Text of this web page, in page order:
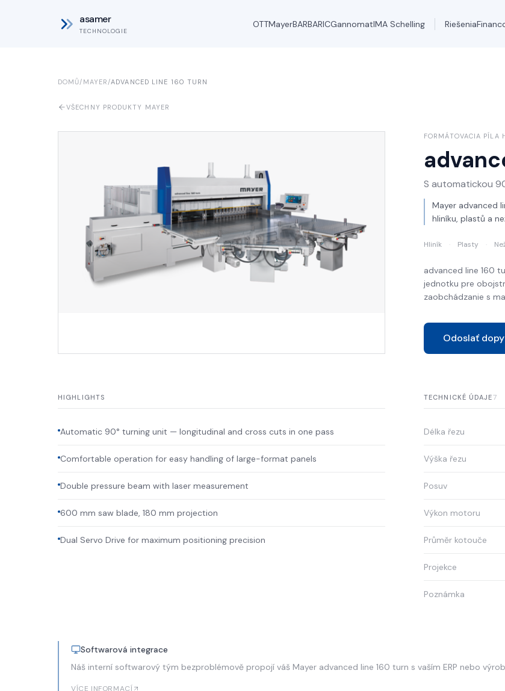
asamer
TECHNOLOGIE
OTTMayerBARBARICGannomatIMA Schelling Riešenia
DOMŮ/ MAYER/ADVANCED LINE 160 TURN
VŠECHNY PRODUKTY MAYER
FORMÁTOVACIA PÍLA
S automatickou
Mayer advanced
hliníku, plastů a
Hliník · Plasty ·
advanced line 160
jednotku pre
zaobchádzanie s
Odoslať
HIGHLIGHTS
Automatic 90° turning unit — longitudinal and cross cuts in one pass
Comfortable operation for easy handling of large-format panels
Double pressure beam with laser measurement
600 mm saw blade, 180 mm projection
Dual Servo Drive for maximum positioning precision
TECHNICKÉ ÚDAJE7
Délka řezu
Výška řezu
Posuv
Výkon motoru
Průměr kotouče
Projekce
Poznámka
Softwarová integrace
Náš interní softwarový tým bezproblémově propojí váš Mayer advanced line 160 turn s vaším ERP nebo
VÍCE INFORMACÍ